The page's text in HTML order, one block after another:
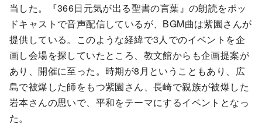
当した。『366日元気が出る聖書の言葉』の朗読をポッ
ドキャストで音声配信しているが、BGM曲は紫園さんが
提供している。このような経緯で3人でのイベントを企
画し会場を探していたところ、教文館からも企画提案が
あり、開催に至った。時期が8月ということもあり、広
島で被爆した師をもつ紫園さん、長崎で親族が被爆した
岩本さんの思いで、平和をテーマにするイベントとなっ
た。